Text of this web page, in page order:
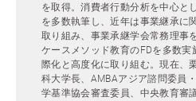
を取得。消費者行動分析を中心と
を多数執筆し、近年は事業継承に
取り組み、事業承継学会常務理事
ケースメソッド教育のFDを多数実
際化と高度化に取り組む。現在、
科大学長、AMBAアジア諮問委員
学基準協会審査委員、中央教育審